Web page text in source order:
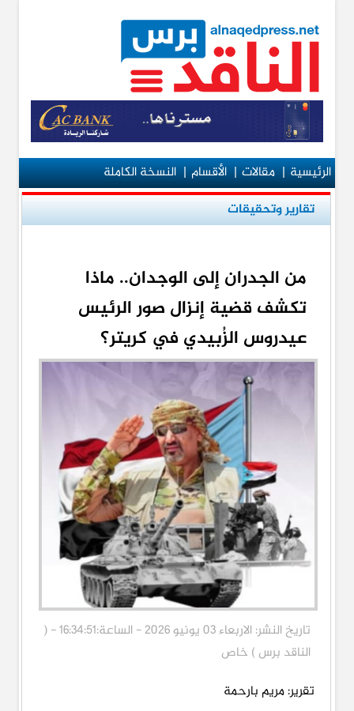
الرئيسية|مقالات|الأقسام|النسخة الكاملة
تقارير وتحقيقات
من الجدران إلى الوجدان.. ماذا
تكشف قضية إنزال صور الرئيس
عيدروس الزُبيدي في كريتر؟
تاريخ النشر: الاربعاء 03 يونيو 2026 - الساعة:16:34:51 - (
الناقد برس ) خاص
تقرير: مريم بارحمة